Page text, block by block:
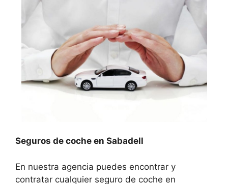
Seguros de coche en Sabadell
En nuestra agencia puedes encontrar y
contratar cualquier seguro de coche en